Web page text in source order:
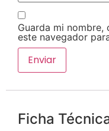
Guarda mi
este navegador
Ficha